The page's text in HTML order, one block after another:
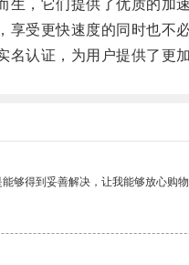
，它们提供了优质的加速
受更快速度的同时也不必
认证，为用户提供了更加
够得到妥善解决，让我能够放心购物